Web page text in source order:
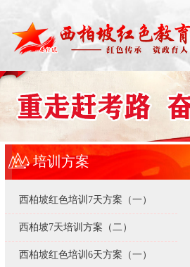
培训方案
西柏坡红色培训7天方案（一）
西柏坡7天培训方案（二）
西柏坡红色培训6天方案（一）